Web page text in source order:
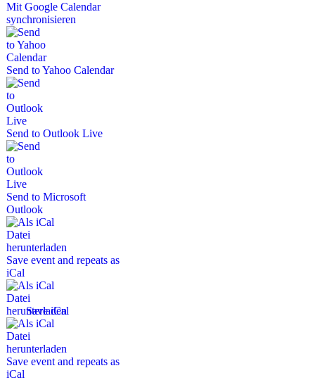
Mit Google Calendar
synchronisieren
Send to Yahoo Calendar
Send to Outlook Live
Send to Microsoft
Outlook
Save event and repeats as
iCal
Save iCal
Save event and repeats as
iCal